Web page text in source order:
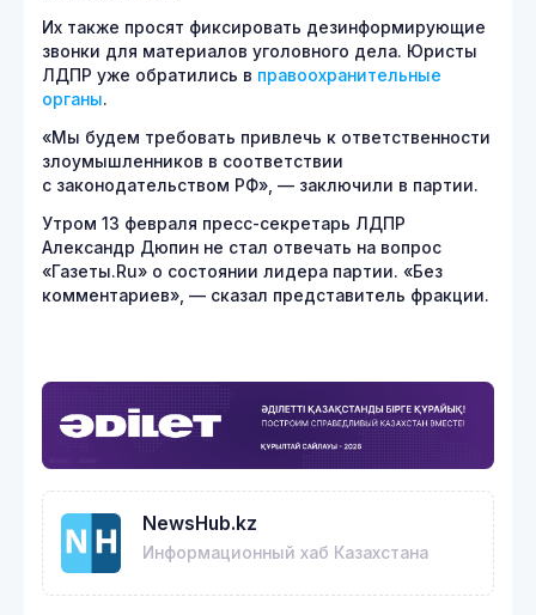
Их также просят фиксировать дезинформирующие
звонки для материалов уголовного дела. Юристы
ЛДПР уже обратились в правоохранительные
органы.
«Мы будем требовать привлечь к ответственности
злоумышленников в соответствии
с законодательством РФ», — заключили в партии.
Утром 13 февраля пресс-секретарь ЛДПР
Александр Дюпин не стал отвечать на вопрос
«Газеты.Ru» о состоянии лидера партии. «Без
комментариев», — сказал представитель фракции.
NewsHub.kz
Информационный хаб Казахстана